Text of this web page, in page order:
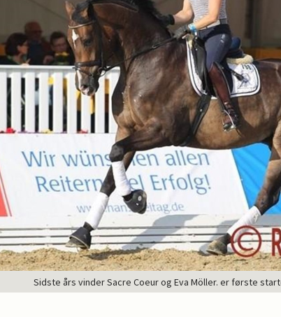
Sidste års vinder Sacre Coeur og Eva Möller. er første